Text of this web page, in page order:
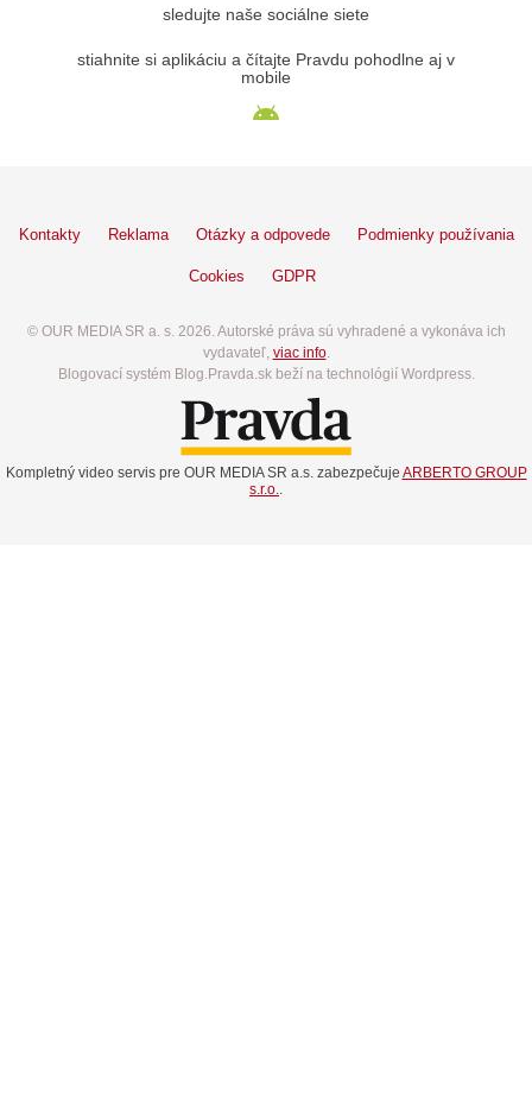
sledujte naše sociálne siete
stiahnite si aplikáciu a čítajte Pravdu pohodlne aj v
mobile
Kontakty Reklama Otázky a odpovede Podmienky používania
Cookies GDPR
© OUR MEDIA SR a. s. 2026. Autorské práva sú vyhradené a vykonáva ich
vydavateľ, viac info.
Blogovací systém Blog.Pravda.sk beží na technológií Wordpress.
Kompletný video servis pre OUR MEDIA SR a.s. zabezpečuje ARBERTO GROUP
s.r.o..